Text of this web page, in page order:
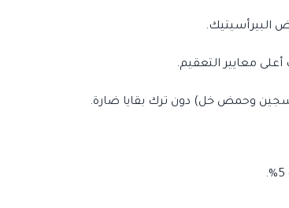
البيرأسيتيك.
معايير التعقيم.
وحمض خل) دون ترك بقايا ضارة.